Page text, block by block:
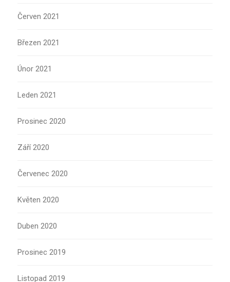
Červen 2021
Březen 2021
Únor 2021
Leden 2021
Prosinec 2020
Září 2020
Červenec 2020
Květen 2020
Duben 2020
Prosinec 2019
Listopad 2019